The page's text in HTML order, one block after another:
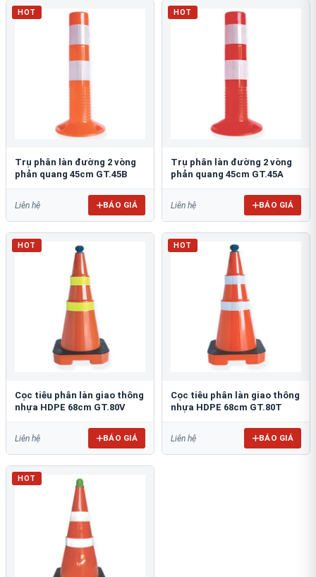
HOT
Trụ phân làn đường 2 vòng
phản quang 45cm GT.45B
Liên hệ BÁO GIÁ
HOT
Trụ phân làn đường 2 vòng
phản quang 45cm GT.45A
Liên hệ BÁO GIÁ
HOT
Cọc tiêu phân làn giao thông
nhựa HDPE 68cm GT.80V
Liên hệ BÁO GIÁ
HOT
Cọc tiêu phân làn giao thông
nhựa HDPE 68cm GT.80T
Liên hệ BÁO GIÁ
HOT